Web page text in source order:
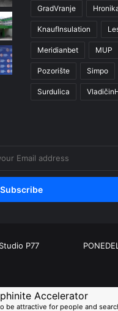
GradVranje
KnaufInsulation
Meridianbet MUP
Pozorište Simpo
Surdulica
P77
Accelerator
be attractive for people and